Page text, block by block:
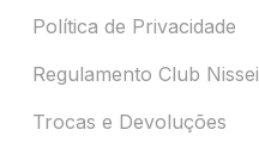
Política de Privacidade
Regulamento Club Nissei
Trocas e Devoluções